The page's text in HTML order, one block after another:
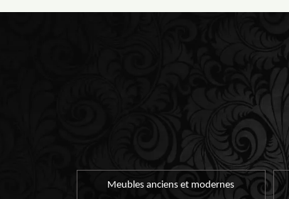
Meubles anciens et modernes